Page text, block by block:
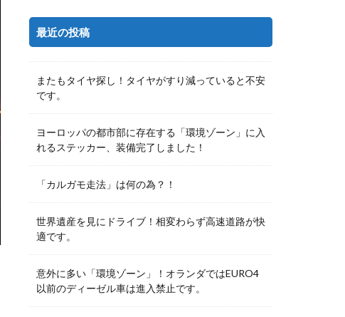
最近の投稿
またもタイヤ探し！タイヤがすり減っていると不安
です。
ヨーロッパの都市部に存在する「環境ゾーン」に入
れるステッカー、装備完了しました！
「カルガモ走法」は何の為？！
世界遺産を見にドライブ！相変わらず高速道路が快
適です。
意外に多い「環境ゾーン」！オランダではEURO4
以前のディーゼル車は進入禁止です。